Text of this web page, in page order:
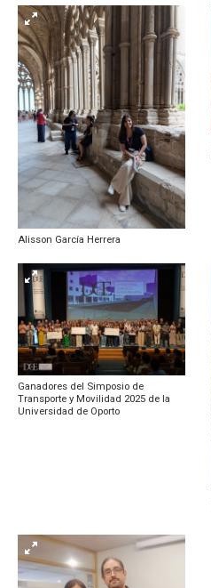
Alisson García Herrera
Ganadores del Simposio de
Transporte y Movilidad 2025 de la
Universidad de Oporto